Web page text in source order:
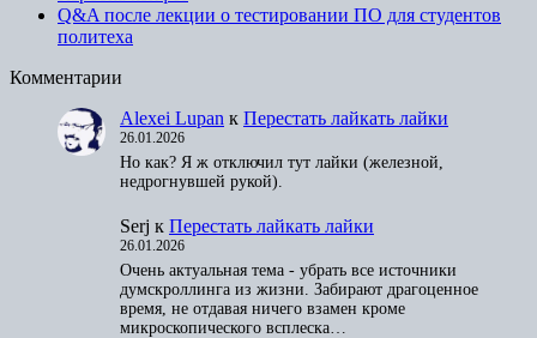
Q&A после лекции о тестировании ПО для студентов
политеха
Комментарии
Alexei Lupan к Перестать лайкать лайки
26.01.2026
Но как? Я ж отключил тут лайки (железной,
недрогнувшей рукой).
Serj к Перестать лайкать лайки
26.01.2026
Очень актуальная тема - убрать все источники
думскроллинга из жизни. Забирают драгоценное
время, не отдавая ничего взамен кроме
микроскопического всплеска…